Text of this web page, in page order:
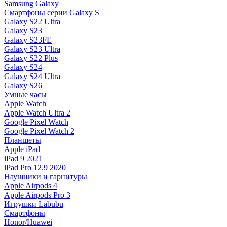
Samsung Galaxy
Смартфоны серии Galaxy S
Galaxy S22 Ultra
Galaxy S23
Galaxy S23FE
Galaxy S23 Ultra
Galaxy S22 Plus
Galaxy S24
Galaxy S24 Ultra
Galaxy S26
Умные часы
Apple Watch
Apple Watch Ultra 2
Google Pixel Watch
Google Pixel Watch 2
Планшеты
Apple iPad
iPad 9 2021
iPad Pro 12.9 2020
Наушники и гарнитуры
Apple Airpods 4
Apple Airpods Pro 3
Игрушки Labubu
Смартфоны
Honor/Huawei